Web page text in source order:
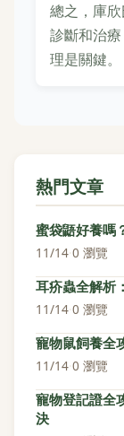
總之，庫
診斷和治
理是關鍵。
熱門文章
蜜袋鼯好養嗎
11/14·0 瀏覽
耳疥蟲全解析
11/14·0 瀏覽
寵物鼠飼養全
11/14·0 瀏覽
寵物登記證全
決